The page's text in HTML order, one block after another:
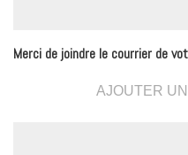
Merci de joindre le courrier de
AJOUTER